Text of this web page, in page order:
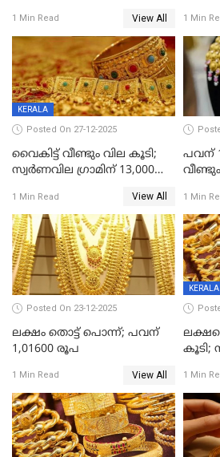
1 Min Read View All
ഇടിവ്
1 Min
KERALA
Posted On 27-12-2025
വൈകിട്ട് വീണ്ടും വില കൂടി;
സ്വർണവില ഗ്രാമിന് 13,000
റെക്കോർഡ്
1 Min Read View All
പവന്
1 Min
Posted On 23-12-2025
ലക്ഷം തൊട്ട് പൊന്ന്; പവന്
1,01600 രൂപ
1 Min Read View All
KERALA
കൂടി;
1 Min